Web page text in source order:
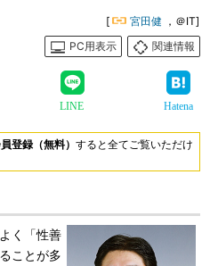
[ 宮田健 ，＠IT]
PC用表示
関連情報
LINE Hatena
登録（無料） すると全てご覧いただけ
く「性善
ことが多